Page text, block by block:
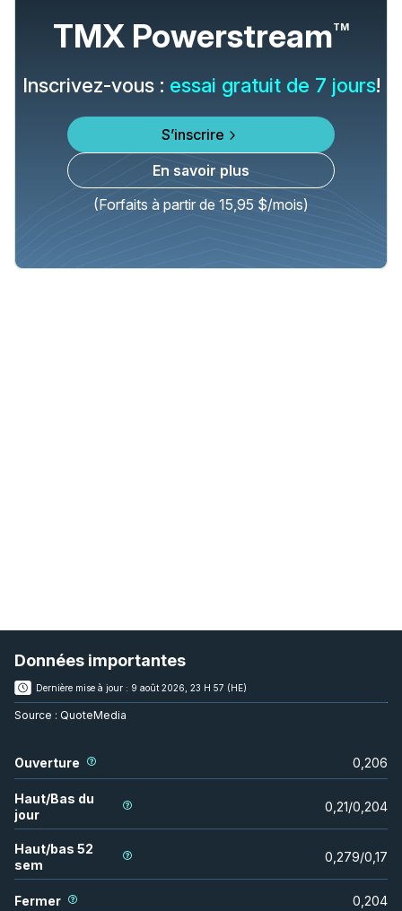
TMX PowerstreamTM
Inscrivez-vous : essai gratuit de 7 jours!
S’inscrire
En savoir plus
(Forfaits à partir de 15,95 $/mois)
Données importantes
Dernière mise à jour : 9 août 2026, 23 H 57 (HE)
Source : QuoteMedia
Ouverture 0,206
Haut/Bas du
jour
0,21/0,204
Haut/bas 52
sem
0,279/0,17
Fermer 0,204